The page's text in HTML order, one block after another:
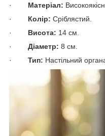
· Матеріал:
· Колір: Сріблястий.
· Висота: 14 см.
· Діаметр: 8 см.
· Тип: Настільний